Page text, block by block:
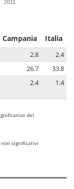
2011
Campania Italia
2.8
2.4
26.7
33.8
2.4 1.4
del
significativi